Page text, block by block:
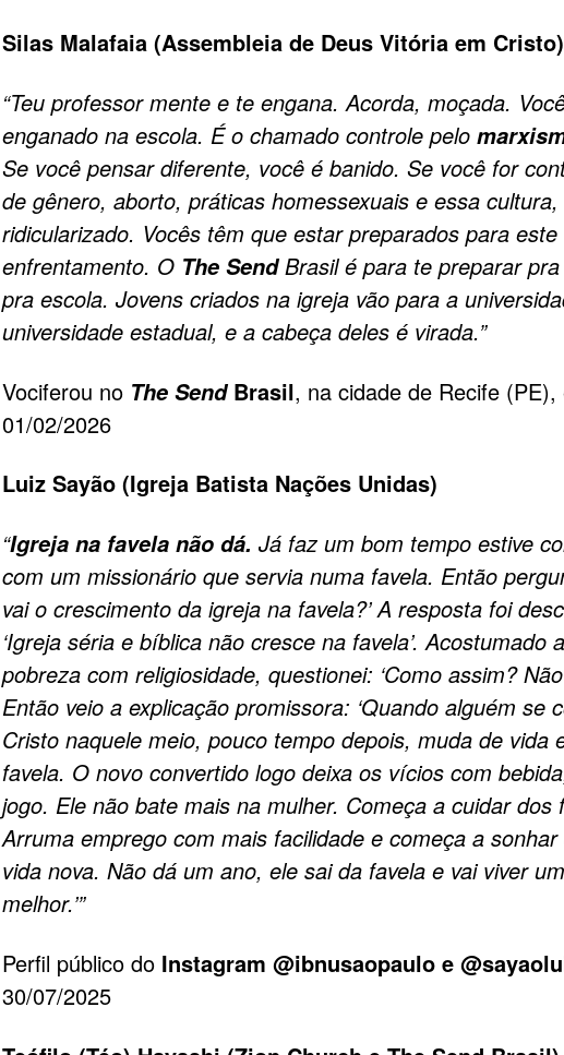
Silas Malafaia (Assembleia de Deus Vitória em Cristo)
“Teu professor mente e te engana. Acorda, moçada.
enganado na escola. É o chamado controle pelo
Se você pensar diferente, você é banido. Se você for
de gênero, aborto, práticas homessexuais e essa
ridicularizado. Vocês têm que estar preparados para este
enfrentamento. O The SendBrasil é para te preparar pra
pra escola. Jovens criados na igreja vão para a
universidade estadual, e a cabeça deles é virada.”
Vociferou no The SendBrasil, na cidade de Recife (PE),
01/02/2026
Luiz Sayão (Igreja Batista Nações Unidas)
“Igreja na favela não dá. Já faz um bom tempo estive
com um missionário que servia numa favela. Então
vai o crescimento da igreja na favela?’ A resposta foi
‘Igreja séria e bíblica não cresce na favela’. Acostumado
pobreza com religiosidade, questionei: ‘Como assim?
Então veio a explicação promissora: ‘Quando alguém se
Cristo naquele meio, pouco tempo depois, muda de vida
favela. O novo convertido logo deixa os vícios com
jogo. Ele não bate mais na mulher. Começa a cuidar dos
Arruma emprego com mais facilidade e começa a
vida nova. Não dá um ano, ele sai da favela e vai viver
melhor.’”
Perfil público do Instagram @ibnusaopaulo e
30/07/2025